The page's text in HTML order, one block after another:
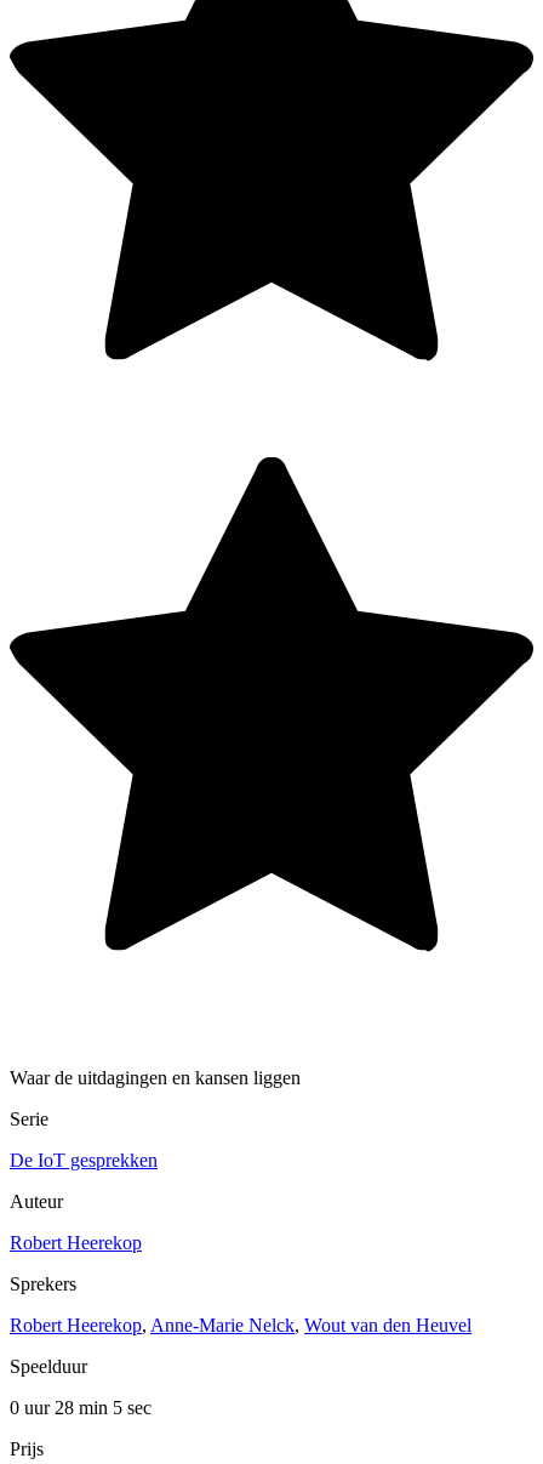
Waar de uitdagingen en kansen liggen
Serie
De IoT gesprekken
Auteur
Robert Heerekop
Sprekers
Robert Heerekop, Anne-Marie Nelck, Wout van den Heuvel
Speelduur
0 uur 28 min 5 sec
Prijs